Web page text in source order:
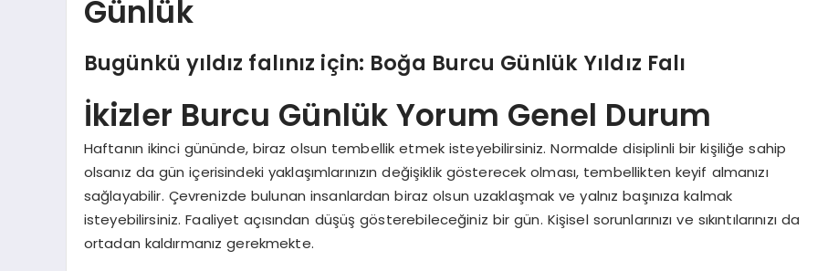
Günlük
Bugünkü yıldız falınız için: Boğa Burcu Günlük Yıldız Falı
İkizler Burcu Günlük Yorum Genel Durum
Haftanın ikinci gününde, biraz olsun tembellik etmek isteyebilirsiniz. Normalde disiplinli bir kişiliğe sahip
olsanız da gün içerisindeki yaklaşımlarınızın değişiklik gösterecek olması, tembellikten keyif almanızı
sağlayabilir. Çevrenizde bulunan insanlardan biraz olsun uzaklaşmak ve yalnız başınıza kalmak
isteyebilirsiniz. Faaliyet açısından düşüş gösterebileceğiniz bir gün. Kişisel sorunlarınızı ve sıkıntılarınızı da
ortadan kaldırmanız gerekmekte.